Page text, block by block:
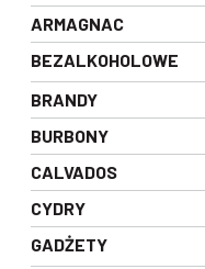
ARMAGNAC
BEZALKOHOLOWE
BRANDY
BURBONY
CALVADOS
CYDRY
GADŻETY